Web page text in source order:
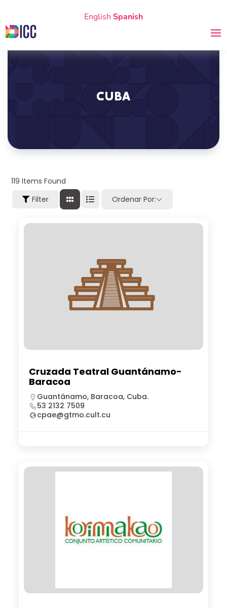
English Spanish
CUBA
119 Items Found
Filter
Ordenar Por:
Cruzada Teatral Guantánamo-
Baracoa
Guantánamo, Baracoa, Cuba.
53 2132 7509
cpae@gtmo.cult.cu